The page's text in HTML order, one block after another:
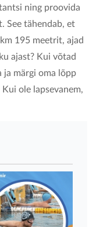
ning proovida
See tähendab, et
195 meetrit, ajad
ajast? Kui võtad
ja märgi oma lõpp
ole lapsevanem,